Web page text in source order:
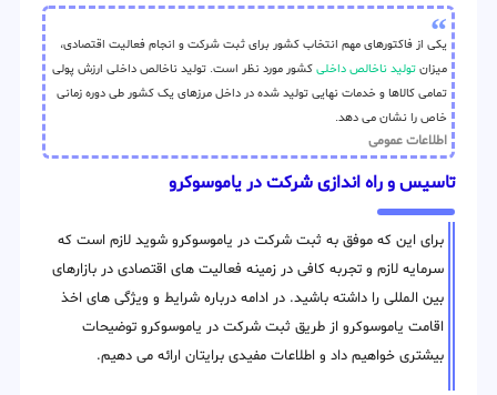
یکی از فاکتورهای مهم انتخاب کشور برای ثبت شرکت و انجام فعالیت اقتصادی،
میزان تولید ناخالص داخلی کشور مورد نظر است. تولید ناخالص داخلی ارزش پولی
تمامی کالاها و خدمات نهایی تولید شده در داخل مرزهای یک کشور طی دوره زمانی
خاص را نشان می دهد.
اطلاعات عمومی
تاسیس و راه اندازی شرکت در یاموسوکرو
برای این که موفق به ثبت شرکت در یاموسوکرو شوید لازم است که
سرمایه لازم و تجربه کافی در زمینه فعالیت های اقتصادی در بازارهای
بین المللی را داشته باشید. در ادامه درباره شرایط و ویژگی های اخذ
اقامت یاموسوکرو از طریق ثبت شرکت در یاموسوکرو توضیحات
بیشتری خواهیم داد و اطلاعات مفیدی برایتان ارائه می دهیم.